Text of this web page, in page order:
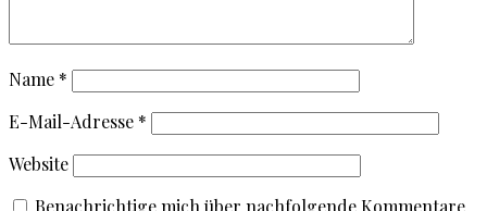
Name *
E-Mail-Adresse *
Website